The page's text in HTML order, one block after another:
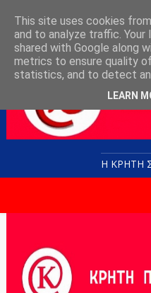
Η ΚΡΗΤΗ
This site uses cookies
and to analyze traffic. Your
shared with Google along
metrics to ensure quality
statistics, and to detect
LEARN